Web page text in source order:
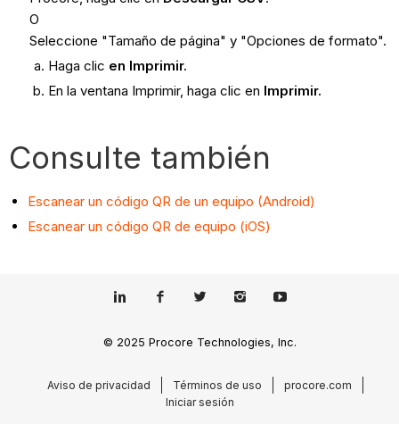
O
Seleccione "Tamaño de página" y "Opciones de formato".
Haga clic en Imprimir.
En la ventana Imprimir, haga clic en Imprimir.
Consulte también
Escanear un código QR de un equipo (Android)
Escanear un código QR de equipo (iOS)
© 2025 Procore Technologies, Inc.
Aviso de privacidad Términos de uso
procore.com
Iniciar sesión